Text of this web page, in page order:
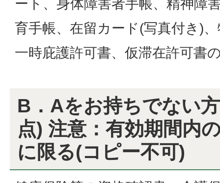
ート、身体障害者手帳、精神障
育手帳、在留カード(写真付き)
一時庇護許可書、仮滞在許可書
B．Aをお持ちでない
点) 注意：有効期間内
に限る(コピー不可)